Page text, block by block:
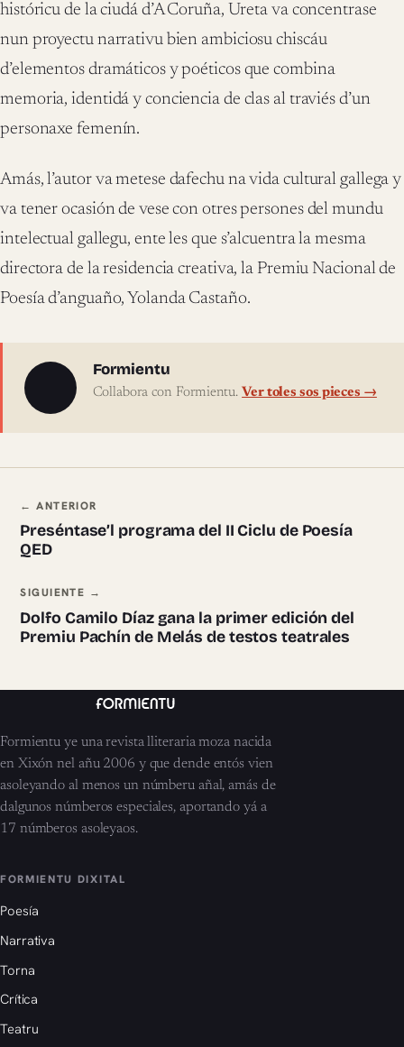
históricu de la ciudá d’A Coruña, Ureta va concentrase
nun proyectu narrativu bien ambiciosu chiscáu
d’elementos dramáticos y poéticos que combina
memoria, identidá y conciencia de clas al traviés d’un
personaxe femenín.
Amás, l’autor va metese dafechu na vida cultural gallega y
va tener ocasión de vese con otres persones del mundu
intelectual gallegu, ente les que s’alcuentra la mesma
directora de la residencia creativa, la Premiu Nacional de
Poesía d’anguaño, Yolanda Castaño.
Sobre l'autor
Formientu
Collabora con Formientu.Ver toles sos pieces →
Navegación ente pieces
← ANTERIOR
Preséntase’l programa del II Ciclu de Poesía
QED
SIGUIENTE →
Dolfo Camilo Díaz gana la primer edición del
Premiu Pachín de Melás de testos teatrales
Formientu ye una revista lliteraria moza nacida
en Xixón nel añu 2006 y que dende entós vien
asoleyando al menos un númberu añal, amás de
dalgunos númberos especiales, aportando yá a
17 númberos asoleyaos.
FORMIENTU DIXITAL
Poesía
Narrativa
Torna
Crítica
Teatru